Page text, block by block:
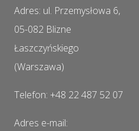
Adres: ul. Przemysłowa 6,
05-082 Blizne
Łaszczyńskiego
(Warszawa)
Telefon: +48 22 487 52 07
Adres e-mail: